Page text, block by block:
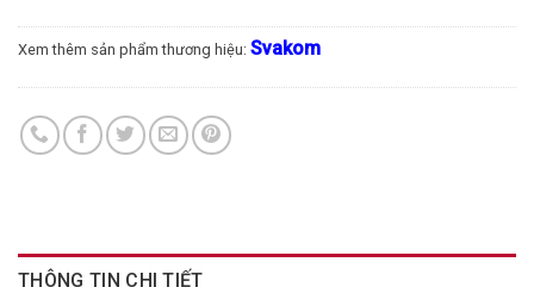
Xem thêm sản phẩm thương hiệu: Svakom
THÔNG TIN CHI TIẾT